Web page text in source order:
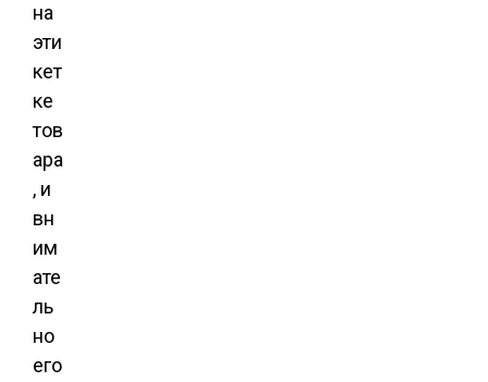
на
эти
кет
ке
тов
ара
, и
вн
им
ате
ль
но
его